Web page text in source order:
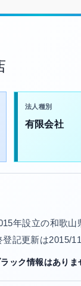
法人種別
有限会社
年設立の和歌
記更新は2015/
ック情報はありま